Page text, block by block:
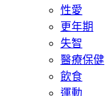
性愛
更年期
失智
醫療保健
飲食
運動